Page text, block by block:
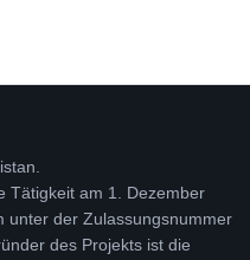
Tätigkeit am 1. Dezember
unter der Zulassungsnummer
des Projekts ist die